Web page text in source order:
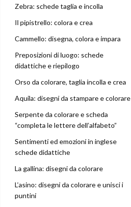
Zebra: schede taglia e incolla
Il pipistrello: colora e crea
Cammello: disegna, colora e impara
Preposizioni di luogo: schede
didattiche e riepilogo
Orso da colorare, taglia incolla e crea
Aquila: disegni da stampare e colorare
Serpente da colorare e scheda
“completa le lettere dell’alfabeto”
Sentimenti ed emozioni in inglese
schede didattiche
La gallina: disegni da colorare
L’asino: disegni da colorare e unisci i
puntini